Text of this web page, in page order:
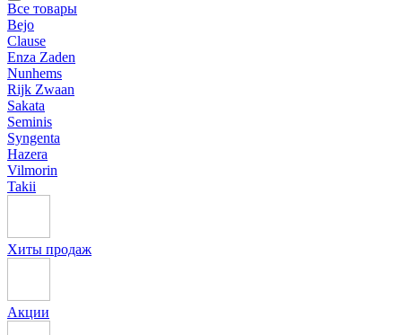
Все товары
Bejo
Clause
Enza Zaden
Nunhems
Rijk Zwaan
Sakata
Seminis
Syngenta
Hazera
Vilmorin
Takii
Хиты продаж
Акции